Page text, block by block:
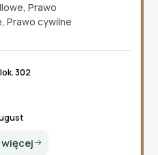
, Prawo
, Prawo cywilne
302
więcej